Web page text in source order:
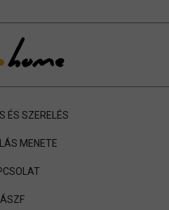
ÉS SZERELÉS
MENETE
ÁSZF